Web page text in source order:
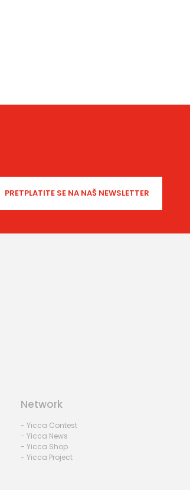
Network
- Yicca Contest
- Yicca News
- Yicca Shop
- Yicca Project